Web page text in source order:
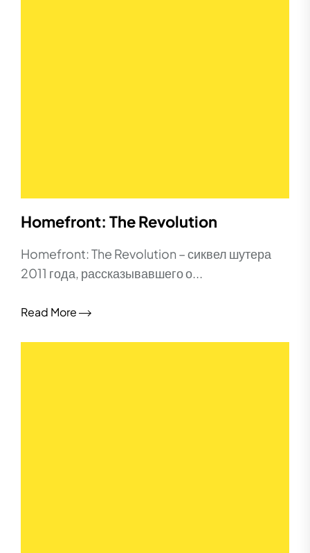
Homefront: The Revolution
Homefront: The Revolution – сиквел шутера
2011 года, рассказывавшего о...
Read More